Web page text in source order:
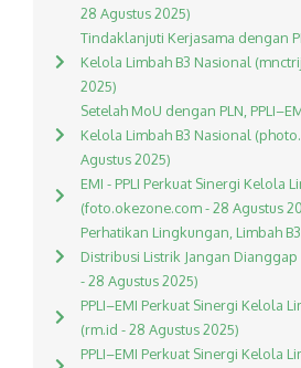
28 Agustus 2025)
Tindaklanjuti Kerjasama dengan
Kelola Limbah B3 Nasional
2025)
Setelah MoU dengan PLN,
Kelola Limbah B3 Nasional
Agustus 2025)
EMI - PPLI Perkuat Sinergi Kelola
(foto.okezone.com - 28 Agustus
Perhatikan Lingkungan, Limbah
Distribusi Listrik Jangan
- 28 Agustus 2025)
PPLI–EMI Perkuat Sinergi Kelola
(rm.id - 28 Agustus 2025)
PPLI–EMI Perkuat Sinergi Kelola